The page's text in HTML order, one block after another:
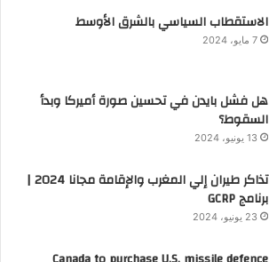
الاستقطاب السياسي بالشرق الأوسط
7 مايو، 2024
هل فشل بايدن في تحسين صورة أميركا وبدأ
السقوط؟
13 يونيو، 2024
تذاكر طيران إلي المغرب والإقامة مجانا 2024 |
برنامج GCRP
23 يونيو، 2024